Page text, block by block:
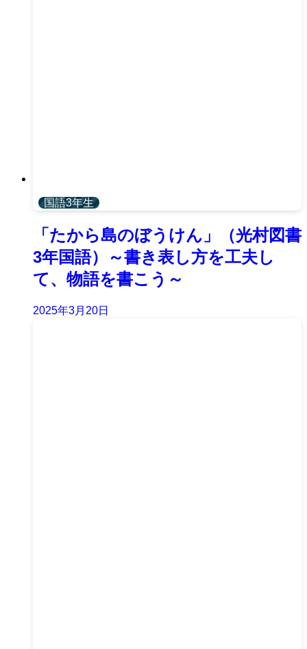
国語3年生
「たから島のぼうけん」（光村図書
3年国語）～書き表し方を工夫し
て、物語を書こう～
2025年3月20日